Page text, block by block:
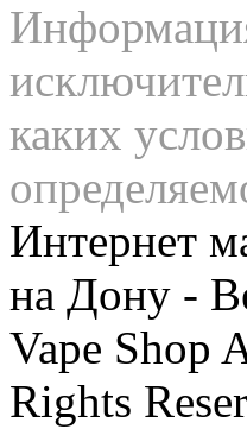
каких
Интернет
на Дону -
Vape Shop
Rights